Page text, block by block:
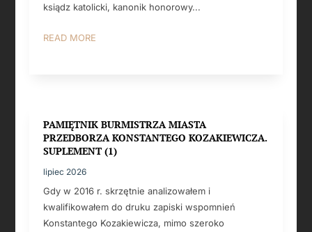
ksiądz katolicki, kanonik honorowy...
READ MORE
PAMIĘTNIK BURMISTRZA MIASTA
PRZEDBORZA KONSTANTEGO KOZAKIEWICZA.
SUPLEMENT (1)
lipiec 2026
Gdy w 2016 r. skrzętnie analizowałem i
kwalifikowałem do druku zapiski wspomnień
Konstantego Kozakiewicza, mimo szeroko